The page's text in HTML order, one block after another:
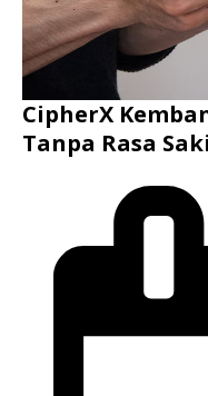
CipherX
Tanpa Rasa